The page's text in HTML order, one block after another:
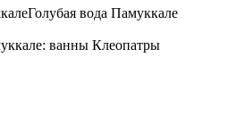
Голубая вода Памуккале
ванны Клеопатры